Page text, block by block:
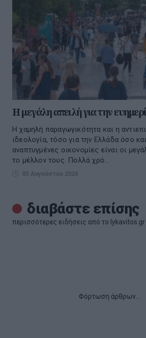
Η μεγάλη απειλή για την
Η χαμηλή παραγωγικότητα και η
ιδεολογία, τόσο για την Ελλάδα όσο
αναπτυγμένες οικονομίες είναι οι
το μέλλον τους. Πολλά χρό...
05 Αυγούστου 2026
διαβάστε επίσης
περισσότερες ειδήσεις από το lykavitos.gr